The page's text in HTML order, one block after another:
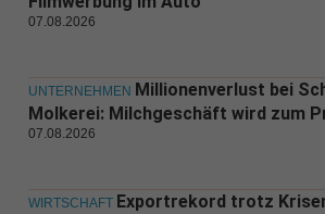
07.08.2026
UNTERNEHMEN Millionenverlust bei
Molkerei: Milchgeschäft wird zum
07.08.2026
WIRTSCHAFT Exportrekord trotz